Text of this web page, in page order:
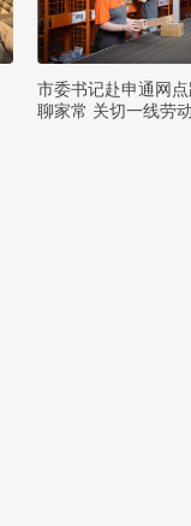
市委书记赴申通网
聊家常 关切一线劳